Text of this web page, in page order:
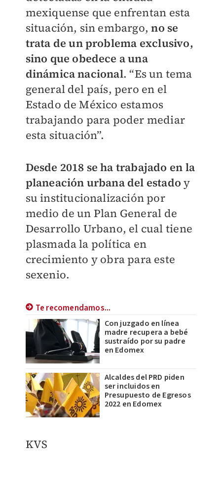
mexiquense que enfrentan esta
situación, sin embargo,no se
trata de un problema exclusivo,
sino que obedece a una
dinámica nacional. “Es un tema
general del país, pero en el
Estado de México estamos
trabajando para poder mediar
esta situación”.
Desde 2018 se ha trabajado en la
planeación urbana del estado y
su institucionalización por
medio de un Plan General de
Desarrollo Urbano, el cual tiene
plasmada la política en
crecimiento y obra para este
sexenio.
Te recomendamos...
Con juzgado en línea
madre recupera a bebé
sustraído por su padre
en Edomex
Alcaldes del PRD piden
ser incluidos en
Presupuesto de Egresos
2022 en Edomex
KVS